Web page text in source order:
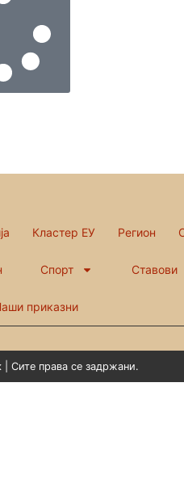
Кластер ЕУ Регион
Спорт Ставови
приказни
Сите права се задржани.